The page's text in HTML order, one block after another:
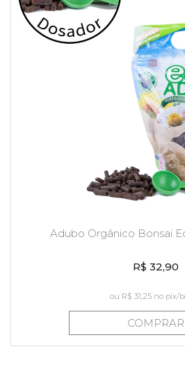
Adubo Orgânico Bonsai
R$ 32,90
ou R$ 31,25 no pix/
COMPRAR